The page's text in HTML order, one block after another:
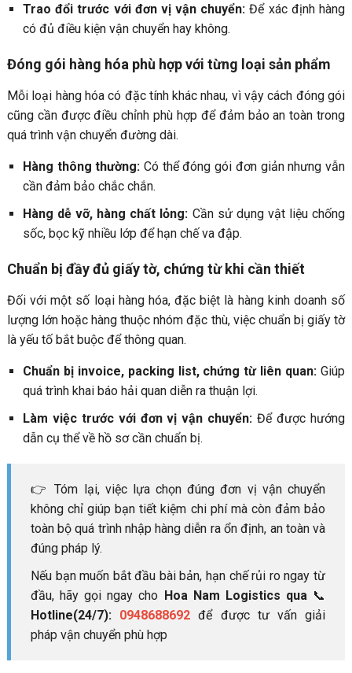
Trao đổi trước với đơn vị vận chuyển: Để xác định hàng
có đủ điều kiện vận chuyển hay không.
Đóng gói hàng hóa phù hợp với từng loại sản phẩm
Mỗi loại hàng hóa có đặc tính khác nhau, vì vậy cách đóng gói
cũng cần được điều chỉnh phù hợp để đảm bảo an toàn trong
quá trình vận chuyển đường dài.
Hàng thông thường: Có thể đóng gói đơn giản nhưng vẫn
cần đảm bảo chắc chắn.
Hàng dễ vỡ, hàng chất lỏng: Cần sử dụng vật liệu chống
sốc, bọc kỹ nhiều lớp để hạn chế va đập.
Chuẩn bị đầy đủ giấy tờ, chứng từ khi cần thiết
Đối với một số loại hàng hóa, đặc biệt là hàng kinh doanh số
lượng lớn hoặc hàng thuộc nhóm đặc thù, việc chuẩn bị giấy tờ
là yếu tố bắt buộc để thông quan.
Chuẩn bị invoice, packing list, chứng từ liên quan: Giúp
quá trình khai báo hải quan diễn ra thuận lợi.
Làm việc trước với đơn vị vận chuyển: Để được hướng
dẫn cụ thể về hồ sơ cần chuẩn bị.
👉 Tóm lại, việc lựa chọn đúng đơn vị vận chuyển
không chỉ giúp bạn tiết kiệm chi phí mà còn đảm bảo
toàn bộ quá trình nhập hàng diễn ra ổn định, an toàn và
đúng pháp lý.
Nếu bạn muốn bắt đầu bài bản, hạn chế rủi ro ngay từ
đầu, hãy gọi ngay cho Hoa Nam Logistics qua 📞
Hotline(24/7): 0948688692 để được tư vấn giải
pháp vận chuyển phù hợp